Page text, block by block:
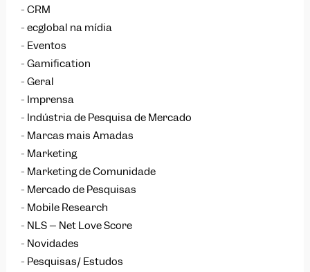
CRM
ecglobal na mídia
Eventos
Gamification
Geral
Imprensa
Indústria de Pesquisa de Mercado
Marcas mais Amadas
Marketing
Marketing de Comunidade
Mercado de Pesquisas
Mobile Research
NLS – Net Love Score
Novidades
Pesquisas/ Estudos